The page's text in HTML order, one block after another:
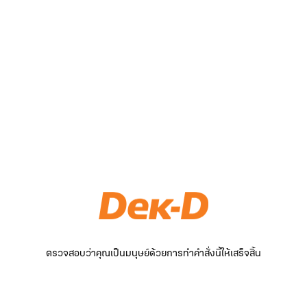
ตรวจสอบว่าคุณเป็นมนุษย์ด้วยการทำคำสั่งนี้ให้เสร็จสิ้น